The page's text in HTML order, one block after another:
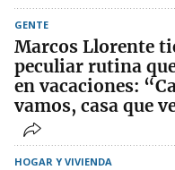
GENTE
Marcos Llorente
peculiar rutina
en vacaciones:
vamos, casa que
HOGAR Y VIVIENDA